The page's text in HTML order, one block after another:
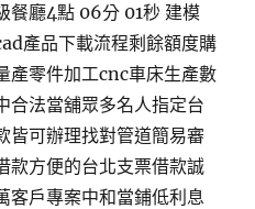
餐廳4點 06分 01秒 建模
產品下載流程剩餘額度購
產零件加工cnc車床生產數
合法當舖眾多名人指定台
皆可辦理找對管道簡易審
款方便的台北支票借款誠
客戶專案中和當鋪低利息